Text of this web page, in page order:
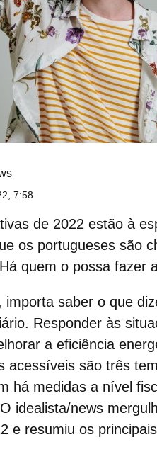
7:58
de 2022 estão à
os portugueses são
quem o possa fazer
importa saber o que
. Responder às
a eficiência
acessíveis são três
há medidas a nível
idealista/news
e resumiu os